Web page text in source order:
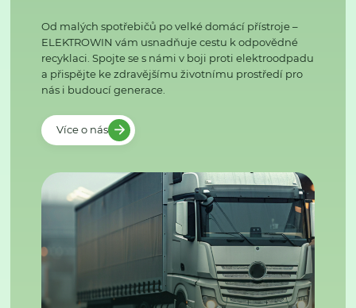
Od malých spotřebičů po velké domácí přístroje –
ELEKTROWIN vám usnadňuje cestu k odpovědné
recyklaci. Spojte se s námi v boji proti elektroodpadu
a přispějte ke zdravějšímu životnímu prostředí pro
nás i budoucí generace.
Více o nás